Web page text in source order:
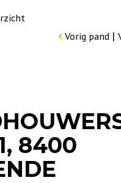
Vorig pand |
8400